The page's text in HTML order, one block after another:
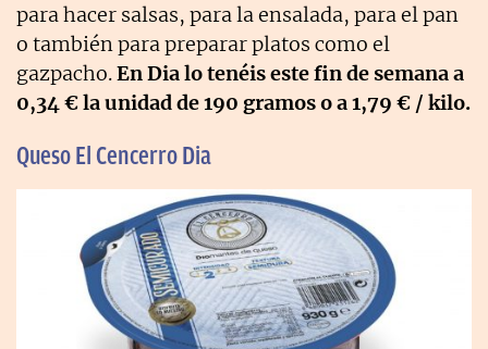
para hacer salsas, para la ensalada, para el pan
o también para preparar platos como el
gazpacho.En Dia lo tenéis este fin de semana a
0,34 € la unidad de 190 gramos o a 1,79 € / kilo.
Queso El Cencerro Dia